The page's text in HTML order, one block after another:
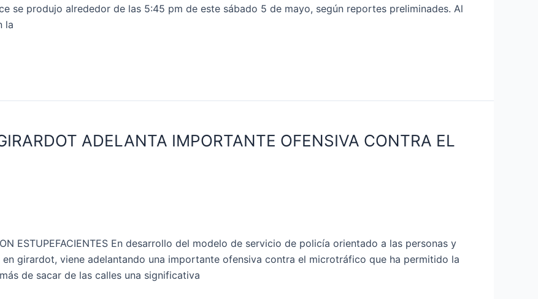
se produjo alrededor de las 5:45 pm de este sábado 5 de mayo, según reportes preliminades. Al
la
ADELANTA IMPORTANTE OFENSIVA CONTRA EL
ESTUPEFACIENTES En desarrollo del modelo de servicio de policía orientado a las personas y
girardot, viene adelantando una importante ofensiva contra el microtráfico que ha permitido la
de sacar de las calles una significativa